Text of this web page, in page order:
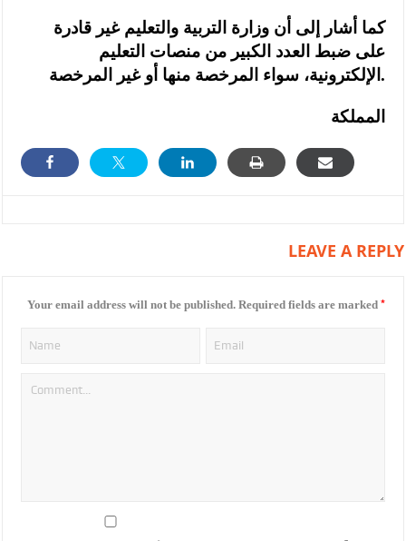
كما أشار إلى أن وزارة التربية والتعليم غير قادرة
على ضبط العدد الكبير من منصات التعليم
الإلكترونية، سواء المرخصة منها أو غير المرخصة.
المملكة
LEAVE A REPLY
Your email address will not be published. Required fields are marked *